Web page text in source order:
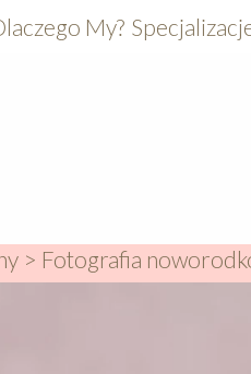
My?
> Fotografia